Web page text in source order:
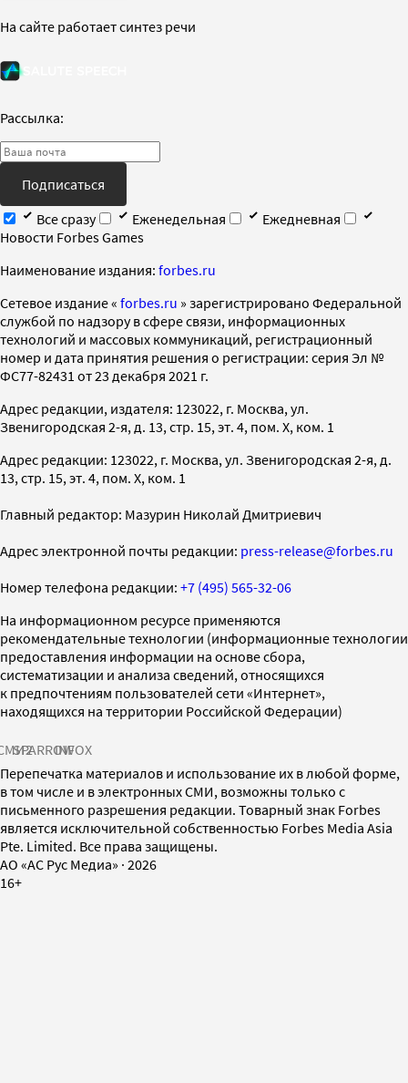
На сайте работает синтез речи
Рассылка:
Подписаться
Все сразу
Еженедельная
Ежедневная
Новости Forbes Games
Наименование издания: forbes.ru
Cетевое издание « forbes.ru » зарегистрировано Федеральной
службой по надзору в сфере связи, информационных
технологий и массовых коммуникаций, регистрационный
номер и дата принятия решения о регистрации: серия Эл №
ФС77-82431 от 23 декабря 2021 г.
Адрес редакции, издателя: 123022, г. Москва, ул.
Звенигородская 2-я, д. 13, стр. 15, эт. 4, пом. X, ком. 1
Адрес редакции: 123022, г. Москва, ул. Звенигородская 2-я, д.
13, стр. 15, эт. 4, пом. X, ком. 1
Главный редактор: Мазурин Николай Дмитриевич
Адрес электронной почты редакции: press-release@forbes.ru
Номер телефона редакции: +7 (495) 565-32-06
На информационном ресурсе применяются
рекомендательные технологии (информационные технологии
предоставления информации на основе сбора,
систематизации и анализа сведений, относящихся
к предпочтениям пользователей сети «Интернет»,
находящихся на территории Российской Федерации)
SPARROWINFOX
Перепечатка материалов и использование их в любой форме,
в том числе и в электронных СМИ, возможны только с
письменного разрешения редакции. Товарный знак Forbes
является исключительной собственностью Forbes Media Asia
Pte. Limited. Все права защищены.
AO «АС Рус Медиа» · 2026
16+